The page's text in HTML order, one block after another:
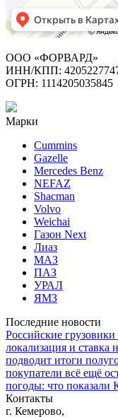
ООО «ФОРВАРД»
ИНН/КПП:
ОГРН: 1114205035845
Марки
Cummins
Gazelle
Mercedes Benz
NEFAZ
Shacman
Volvo
Weichai
Газон Next
Лиаз
МАЗ
ПАЗ
УРАЛ
ЯМЗ
Последние новости
Российские
локализация и ставка
подводит итоги
покупатели всё ещё
погоды: что
Контакты
г. Кемерово,